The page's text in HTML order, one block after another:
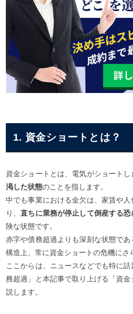
1. 資金ショートとは？
資金ショートとは、電気がショートし
渇した状態のことを指します。
中でも事業における金欠は、家賃や
り、直ちに業務が停止して倒産する恐
険な状態です。
赤字や債務超過よりも深刻な状態で
構造上、常に資金ショートの危機にさ
ここからは、ニュースなどでも特に
務超過」と本記事で取り上げる「資
説します。